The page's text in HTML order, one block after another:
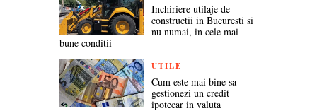
Inchiriere utilaje de
constructii in Bucuresti si
nu numai, in cele mai
bune conditii
UTILE
Cum este mai bine sa
gestionezi un credit
ipotecar in valuta